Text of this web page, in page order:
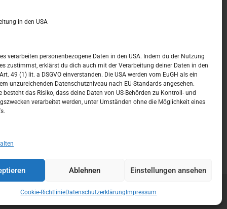
in den USA
verarbeiten personenbezogene Daten in den USA. Indem du der Nutzung
zustimmst, erklärst du dich auch mit der Verarbeitung deiner Daten in den
49 (1) lit. a DSGVO einverstanden. Die USA werden vom EuGH als ein
unzureichenden Datenschutzniveau nach EU-Standards angesehen.
besteht das Risiko, dass deine Daten von US-Behörden zu Kontroll- und
verarbeitet werden, unter Umständen ohne die Möglichkeit eines
Ablehnen Einstellungen ansehen
Cookie-RichtlinieDatenschutzerklärung Impressum
5 6 7 8 9 10 11
12 13 14 15 16 17
19 20 21 22 23 24 25